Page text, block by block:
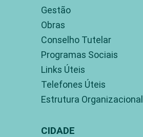
Gestão
Obras
Conselho Tutelar
Programas Sociais
Links Úteis
Telefones Úteis
Estrutura Organizacional
CIDADE